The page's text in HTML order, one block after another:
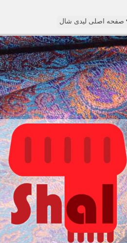
صفحه اصلی لیدی شال